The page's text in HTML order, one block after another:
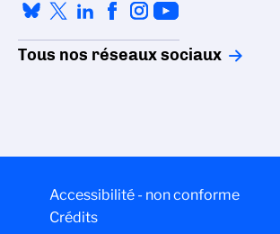
Tous nos réseaux sociaux
Accessibilité - non conforme
Crédits
Gestion des cookies
La politique de gestion des cookies du
CNRS est élaborée en adéquation avec sa
mission de recherche scientifique. Ce